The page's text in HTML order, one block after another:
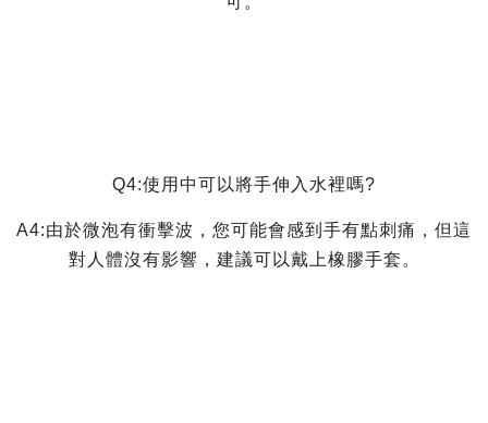
Q4:使用中可以將手伸入水裡嗎?
A4:由於微泡有衝擊波，您可能會感到手有點刺痛，但這
對人體沒有影響，建議可以戴上橡膠手套。